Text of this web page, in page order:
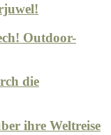
Outdoor-
die
ihre Weltreise